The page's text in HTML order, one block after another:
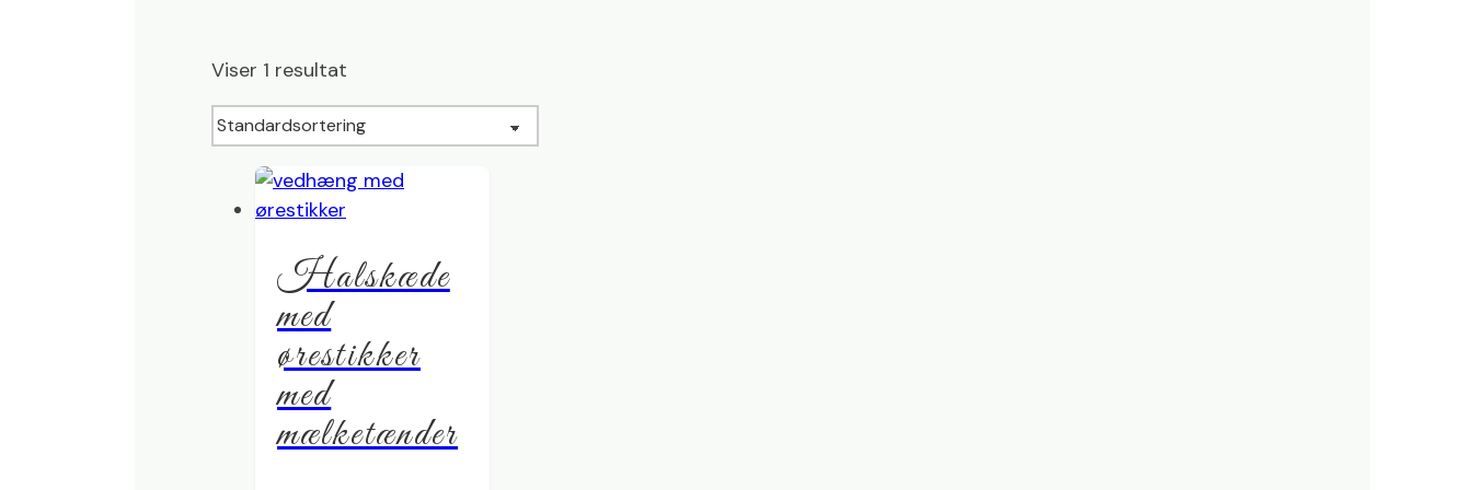
Viser 1 resultat
Halskæde
med
ørestikker
med
mælketænder